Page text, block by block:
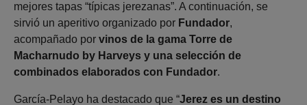
mejores tapas “típicas jerezanas”. A continuación, se
sirvió un aperitivo organizado por Fundador,
acompañado por vinos de la gama Torre de
Macharnudo by Harveys y una selección de
combinados elaborados con Fundador.
García-Pelayo ha destacado que “Jerez es un destino